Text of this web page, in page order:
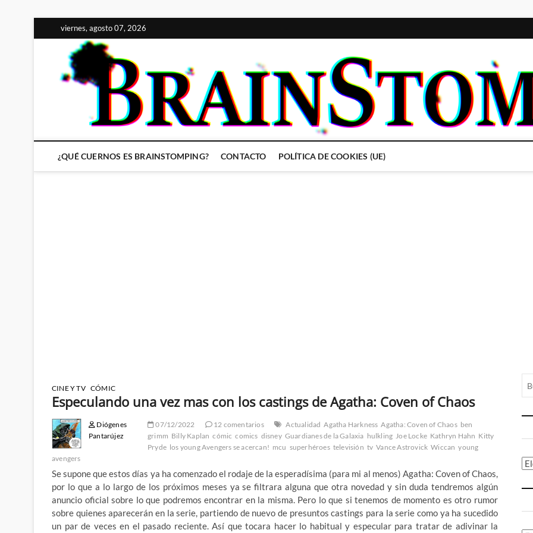
al
contenido
viernes, agosto 07, 2026
¿QUÉ CUERNOS ES BRAINSTOMPING? CONTACTO POLÍTICA DE COOKIES (UE)
CINE Y TV CÓMIC
Especulando una vez mas con los castings de Agatha: Coven of Chaos
Diógenes
Pantarújez
07/12/2022 12 comentarios Actualidad Agatha Harkness Agatha: Coven of Chaos ben
grimm Billy Kaplan cómic comics disney Guardianes de la Galaxia hulkling Joe Locke Kathryn Hahn Kitty
Pryde los young Avengers se acercan! mcu superhéroes televisión tv Vance Astrovick Wiccan young
avengers
Se supone que estos días ya ha comenzado el rodaje de la esperadísima (para mi al menos) Agatha: Coven of Chaos,
por lo que a lo largo de los próximos meses ya se filtrara alguna que otra novedad y sin duda tendremos algún
anuncio oficial sobre lo que podremos encontrar en la misma. Pero lo que si tenemos de momento es otro rumor
sobre quienes aparecerán en la serie, partiendo de nuevo de presuntos castings para la serie como ya ha sucedido
un par de veces en el pasado reciente. Así que tocara hacer lo habitual y especular para tratar de adivinar la